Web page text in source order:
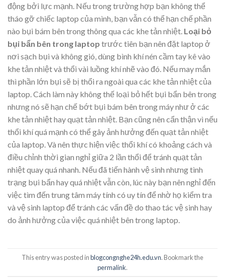
động bởi lực mạnh. Nếu trong trường hợp bạn không thể
tháo gỡ chiếc laptop của mình, bạn vẫn có thể hạn chế phần
nào bụi bám bên trong thông qua các khe tản nhiệt. Loại bỏ
bụi bẩn bên trong laptop trước tiên bạn nên đặt laptop ở
nơi sạch bụi và không gió, dùng bình khí nén cầm tay kê vào
khe tản nhiệt và thổi vài luồng khí nhẽ vào đó. Nếu may mắn
thì phần lớn bụi sẽ bị thổi ra ngoài qua các khe tản nhiệt của
laptop. Cách làm này không thế loại bỏ hết bụi bẩn bên trong
nhưng nó sẽ hạn chế bớt bụi bám bên trong máy như ở các
khe tản nhiệt hay quạt tản nhiệt. Bạn cũng nên cẩn thận vì nếu
thổi khí quá mạnh có thể gây ảnh hưởng đến quạt tản nhiệt
của laptop. Và nên thực hiện việc thổi khí có khoảng cách và
điều chỉnh thời gian nghỉ giữa 2 lần thổi để tránh quạt tản
nhiệt quay quá nhanh. Nếu đã tiến hành vệ sinh nhưng tình
trạng bụi bẩn hay quá nhiệt vẫn còn, lúc này bạn nên nghỉ đến
việc tìm đến trung tâm máy tính có uy tín để nhờ họ kiểm tra
và vệ sinh laptop để tránh các vấn đề do thao tác vệ sinh hay
do ảnh hưởng của việc quá nhiệt bên trong laptop.
This entry was posted inblogcongnghe24h.edu.vn. Bookmark the
permalink.